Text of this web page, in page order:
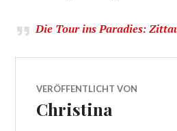
Die Tour ins Paradies:
VERÖFFENTLICHT VON
Christina